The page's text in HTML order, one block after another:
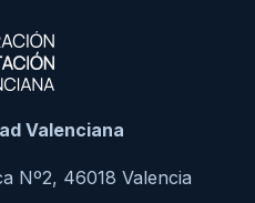
Valenciana
Nº2, 46018 Valencia